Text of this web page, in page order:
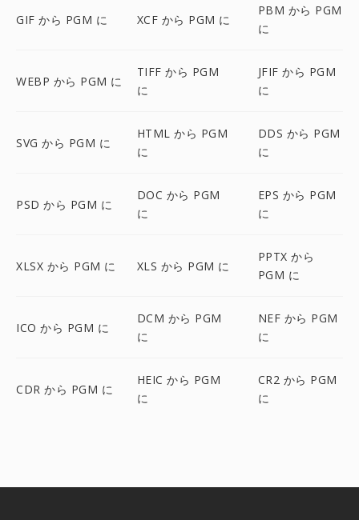
GIF から PGM に XCF から PGM に
PBM から PGM
に
WEBP から PGM に
TIFF から PGM
に
JFIF から PGM
に
SVG から PGM に
HTML から PGM
に
DDS から PGM
に
PSD から PGM に
DOC から PGM
に
EPS から PGM
に
XLSX から PGM に XLS から PGM に
PPTX から
PGM に
ICO から PGM に
DCM から PGM
に
NEF から PGM
に
CDR から PGM に
HEIC から PGM
に
CR2 から PGM
に